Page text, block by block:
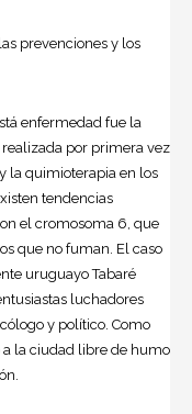
prevenciones y los
enfermedad fue la
por primera vez
la quimioterapia en los
tendencias
el cromosoma 6, que
que no fuman. El caso
uruguayo Tabaré
luchadores
y político. Como
la ciudad libre de humo